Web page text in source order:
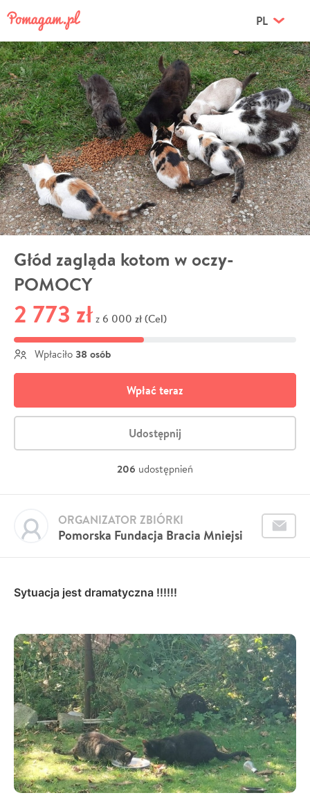
PL
Głód zagląda kotom w oczy-
POMOCY
2 773 zł z 6 000 zł (Cel)
Wpłaciło 38 osób
Wpłać teraz
Udostępnij
206 udostępnień
Pomorska Fundacja Bracia Mniejsi
ORGANIZATOR ZBIÓRKI
Sytuacja jest dramatyczna !!!!!!